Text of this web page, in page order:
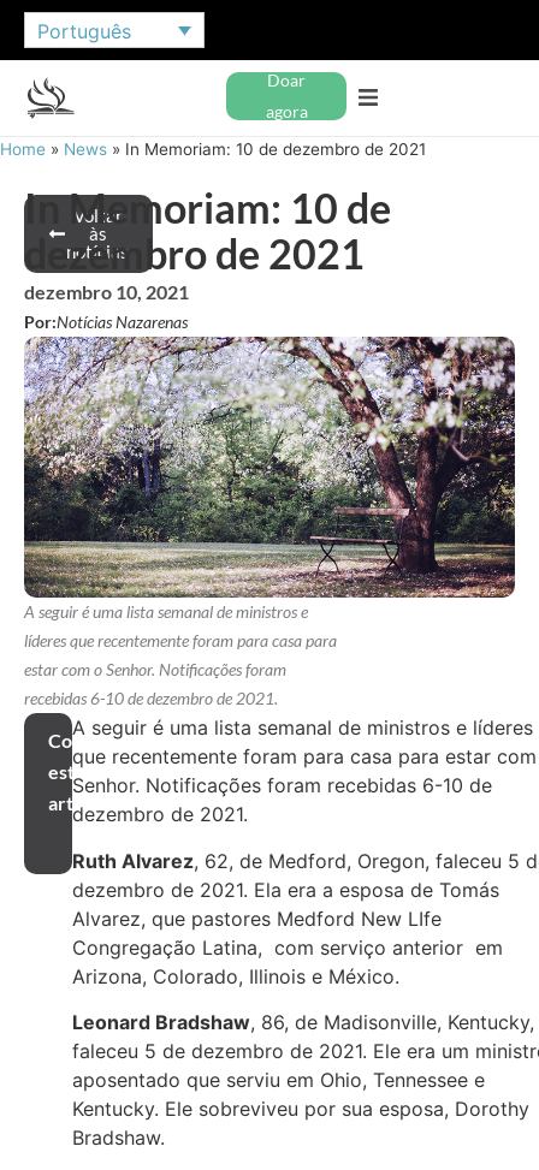
Português
Doar
agora
Home » News » In Memoriam: 10 de dezembro de 2021
Voltar
às
notícias
In Memoriam: 10 de
dezembro de 2021
dezembro 10, 2021
Por:Notícias Nazarenas
A seguir é uma lista semanal de ministros e
líderes que recentemente foram para casa para
estar com o Senhor. Notificações foram
recebidas 6-10 de dezembro de 2021.
Compartilhar
este
artigo
A seguir é uma lista semanal de ministros e líderes
que recentemente foram para casa para estar
Senhor. Notificações foram recebidas 6-10 de
dezembro de 2021.
Ruth Alvarez, 62, de Medford, Oregon, faleceu 5
dezembro de 2021. Ela era a esposa de Tomás
Alvarez, que pastores Medford New LIfe
Congregação Latina, com serviço anterior em
Arizona, Colorado, Illinois e México.
Leonard Bradshaw, 86, de Madisonville, Kentucky,
faleceu 5 de dezembro de 2021. Ele era um
aposentado que serviu em Ohio, Tennessee e
Kentucky. Ele sobreviveu por sua esposa, Dorothy
Bradshaw.